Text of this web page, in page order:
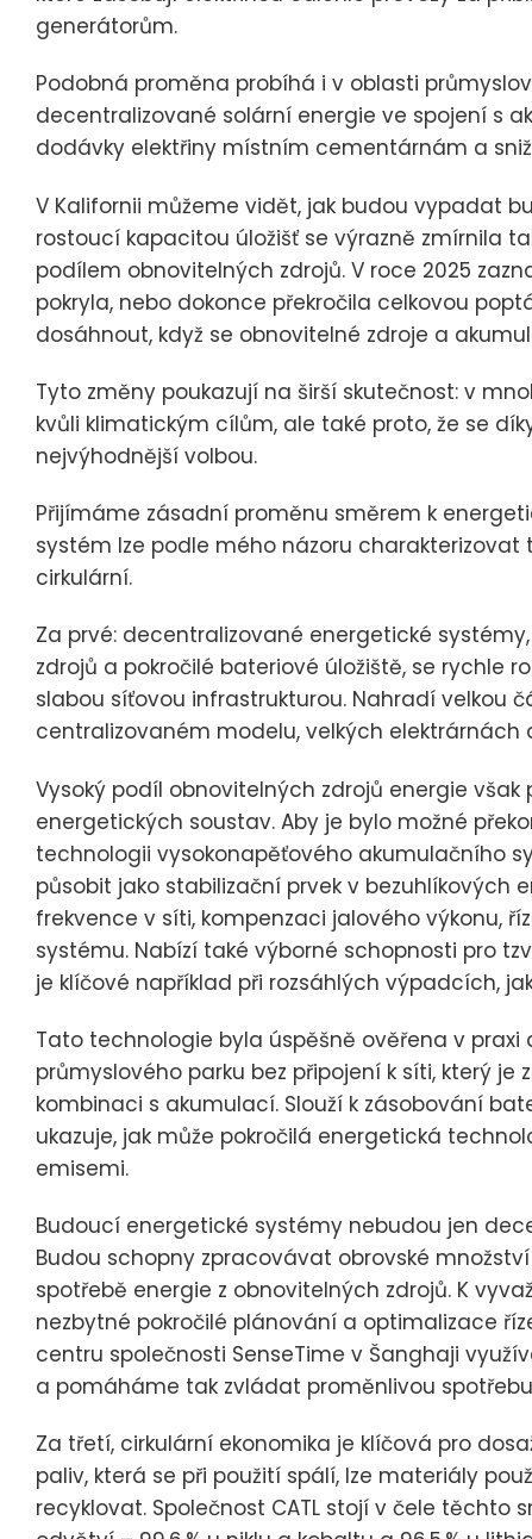
generátorům.
Podobná proměna probíhá i v oblasti
decentralizované solární energie ve spojení s
dodávky elektřiny místním cementárnám a
V Kalifornii můžeme vidět, jak budou vypadat
rostoucí kapacitou úložišť se výrazně zmírnila
podílem obnovitelných zdrojů. V roce 2025
pokryla, nebo dokonce překročila celkovou
dosáhnout, když se obnovitelné zdroje a
Tyto změny poukazují na širší skutečnost: v
kvůli klimatickým cílům, ale také proto, že se
nejvýhodnější volbou.
Přijímáme zásadní proměnu směrem k
systém lze podle mého názoru
cirkulární.
Za prvé: decentralizované energetické
zdrojů a pokročilé bateriové úložiště, se rychle
slabou síťovou infrastrukturou. Nahradí velkou
centralizovaném modelu, velkých elektrárnách
Vysoký podíl obnovitelných zdrojů energie
energetických soustav. Aby je bylo možné
technologii vysokonapěťového akumulačního
působit jako stabilizační prvek v bezuhlíkových
frekvence v síti, kompenzaci jalového výkonu,
systému. Nabízí také výborné schopnosti pro
je klíčové například při rozsáhlých výpadcích,
Tato technologie byla úspěšně ověřena v
průmyslového parku bez připojení k síti, který
kombinaci s akumulací. Slouží k zásobování
ukazuje, jak může pokročilá energetická
emisemi.
Budoucí energetické systémy nebudou jen
Budou schopny zpracovávat obrovské
spotřebě energie z obnovitelných zdrojů. K
nezbytné pokročilé plánování a optimalizace
centru společnosti SenseTime v Šanghaji
a pomáháme tak zvládat proměnlivou
Za třetí, cirkulární ekonomika je klíčová pro
paliv, která se při použití spálí, lze materiály
recyklovat. Společnost CATL stojí v čele